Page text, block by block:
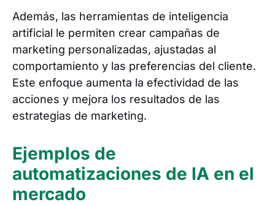
Además, las herramientas de inteligencia
artificial le permiten crear campañas de
marketing personalizadas, ajustadas al
comportamiento y las preferencias del cliente.
Este enfoque aumenta la efectividad de las
acciones y mejora los resultados de las
estrategias de marketing.
Ejemplos de
automatizaciones de IA en el
mercado